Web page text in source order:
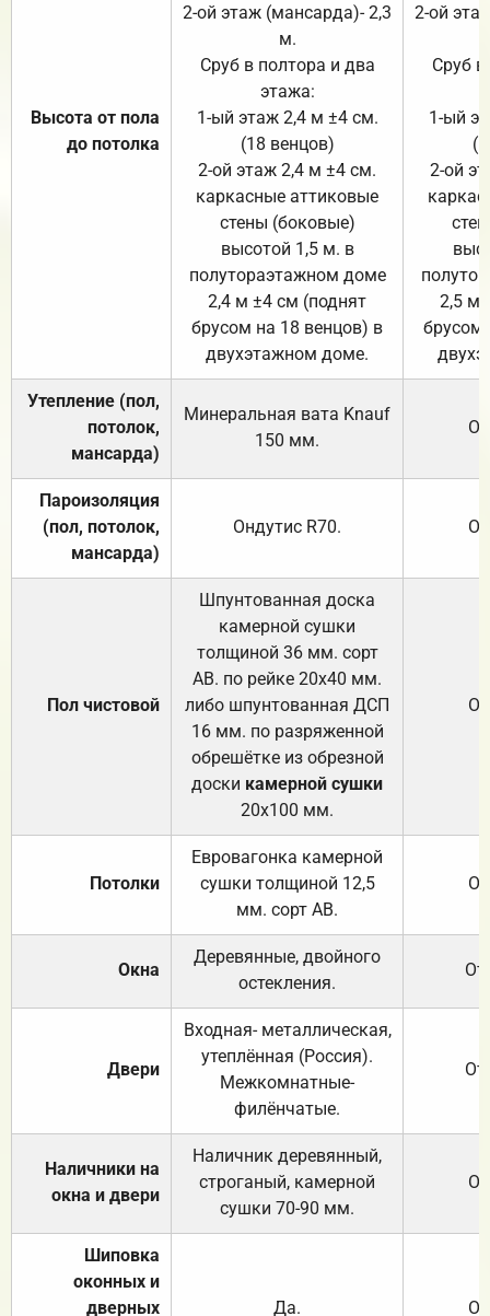
Высота от пола
до потолка
2-ой этаж (мансарда)- 2,3
м.
Сруб в полтора и два
этажа:
1-ый этаж 2,4 м ±4 см.
(18 венцов)
2-ой этаж 2,4 м ±4 см.
каркасные аттиковые
стены (боковые)
высотой 1,5 м. в
полутораэтажном доме
2,4 м ±4 см (поднят
брусом на 18 венцов) в
двухэтажном доме.
2-ой
Сруб
1-ый
2-ой
2,5 м
брусом
Утепление (пол,
потолок,
мансарда)
Минеральная вата Knauf
150 мм.
Пароизоляция
(пол, потолок,
мансарда)
Ондутис R70.
Пол чистовой
Шпунтованная доска
камерной сушки
толщиной 36 мм. сорт
АВ. по рейке 20х40 мм.
либо шпунтованная ДСП
16 мм. по разряженной
обрешётке из обрезной
доски камерной сушки
20х100 мм.
Потолки
Евровагонка камерной
сушки толщиной 12,5
мм. сорт АВ.
Окна
Деревянные, двойного
остекления.
Двери
Входная- металлическая,
утеплённая (Россия).
Межкомнатные-
филёнчатые.
Наличники на
окна и двери
Наличник деревянный,
строганый, камерной
сушки 70-90 мм.
Шиповка
оконных и
дверных
Да.